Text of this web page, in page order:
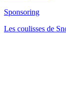
Sponsoring
Les coulisses de